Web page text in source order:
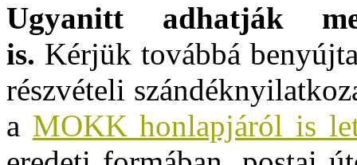
Ugyanitt adhatják
is. Kérjük továbbá
részvételi
a MOKK honlapjáról is